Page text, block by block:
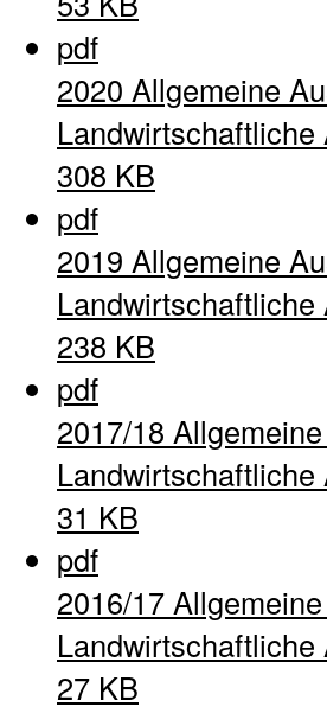
pdf
2020 Allgemeine
Landwirtschaftliche
308 KB
pdf
2019 Allgemeine
Landwirtschaftliche
238 KB
pdf
2017/18
Landwirtschaftliche
31 KB
pdf
2016/17
Landwirtschaftliche
27 KB